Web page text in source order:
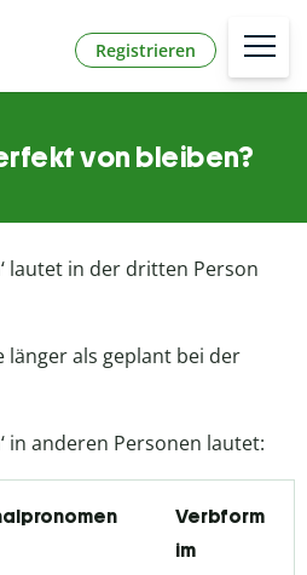
Registrieren
von bleiben?
lautet in der dritten Person
länger als geplant bei der
in anderen Personen lautet:
Verbform
im